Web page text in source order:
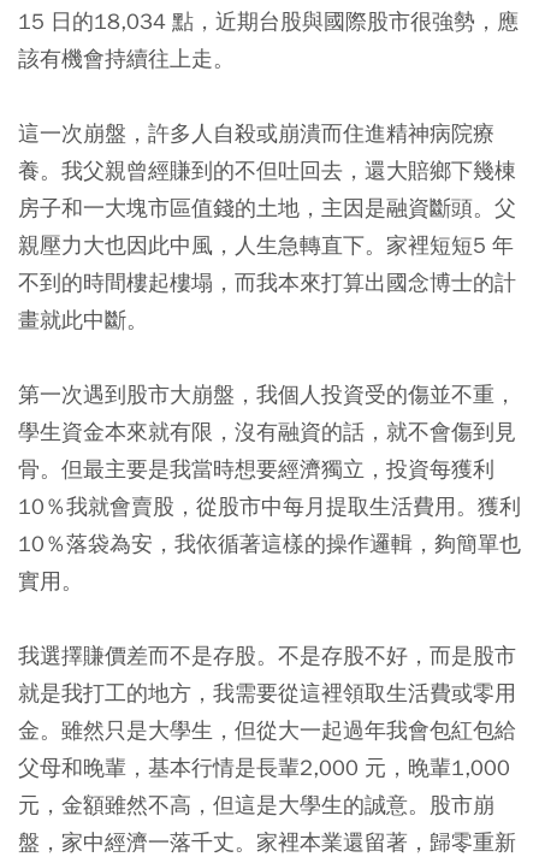
15 日的18,034 點，近期台股與國際股市很強勢，應
該有機會持續往上走。
這一次崩盤，許多人自殺或崩潰而住進精神病院療
養。我父親曾經賺到的不但吐回去，還大賠鄉下幾棟
房子和一大塊市區值錢的土地，主因是融資斷頭。父
親壓力大也因此中風，人生急轉直下。家裡短短5 年
不到的時間樓起樓塌，而我本來打算出國念博士的計
畫就此中斷。
第一次遇到股市大崩盤，我個人投資受的傷並不重，
學生資金本來就有限，沒有融資的話，就不會傷到見
骨。但最主要是我當時想要經濟獨立，投資每獲利
10％我就會賣股，從股市中每月提取生活費用。獲利
10％落袋為安，我依循著這樣的操作邏輯，夠簡單也
實用。
我選擇賺價差而不是存股。不是存股不好，而是股市
就是我打工的地方，我需要從這裡領取生活費或零用
金。雖然只是大學生，但從大一起過年我會包紅包給
父母和晚輩，基本行情是長輩2,000 元，晚輩1,000
元，金額雖然不高，但這是大學生的誠意。股市崩
盤，家中經濟一落千丈。家裡本業還留著，歸零重新